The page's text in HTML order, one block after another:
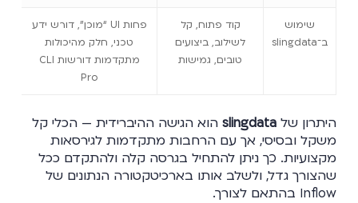
שימוש
ב־slingdata
קוד פתוח, קל
לשילוב, ביצועים
טובים, גמישות
פחות UI “מוכן”, דורש ידע
טכני, חלק מהיכולות
מתקדמות דורשות CLI
Pro
היתרון של slingdataהוא הגישה ההיברידית — הכלי קל
משקל ובסיסי, אך עם הרחבות מתקדמות לגירסאות
מקצועיות. כך ניתן להתחיל בגרסה קלה ולהתקדם ככל
שהצורך גדל, ולשלב אותו בארכיטקטורה הנתונים של
Inflow בהתאם לצורך.